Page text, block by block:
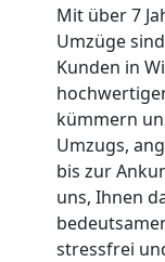
Mit über 7
Umzüge
Kunden in
kümmern
Umzugs,
bis zur
uns, Ihnen
stressfrei
Umzüge
Wiener